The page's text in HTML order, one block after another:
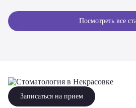
Посмотреть все
Записаться на прием